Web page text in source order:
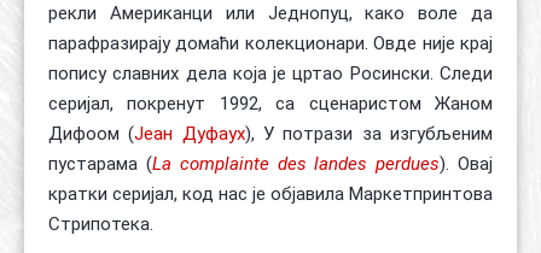
рекли Американци или Једнопуц, како воле да
парафразирају домаћи колекционари. Овде није крај
попису славних дела која је цртао Росински. Следи
серијал, покренут 1992, са сценаристом Жаном
Дифоом (Јеан Дуфауx), У потрази за изгубљеним
пустарама (La complainte des landes perdues). Овај
кратки серијал, код нас је објавила Маркетпринтова
Стрипотека.